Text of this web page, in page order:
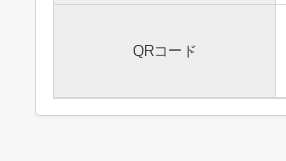
QRコード